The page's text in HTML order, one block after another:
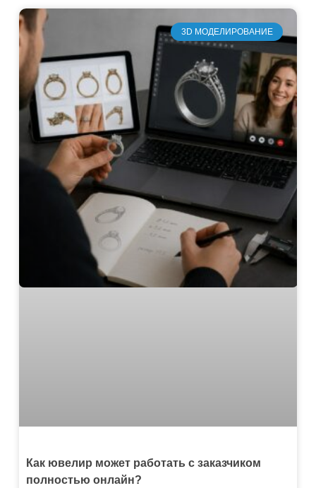
3D МОДЕЛИРОВАНИЕ
Как ювелир может работать с заказчиком
полностью онлайн?